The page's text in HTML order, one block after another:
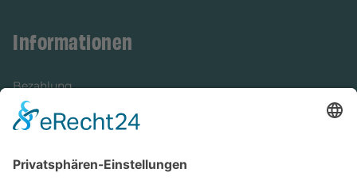
Informationen
Bezahlung
Newsletter
Versandinformationen